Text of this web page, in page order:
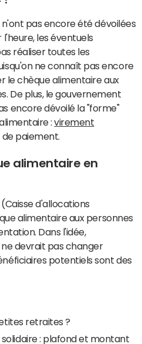
pas encore été dévoilées
les éventuels
réaliser toutes les
ne connaît pas encore
le chèque alimentaire aux
De plus, le gouvernement
encore dévoilé la "forme"
:virement
paiement.
alimentaire en
d'allocations
alimentaire aux personnes
Dans l'idée,
devrait pas changer
potentiels sont des
retraites ?
: plafond et montant